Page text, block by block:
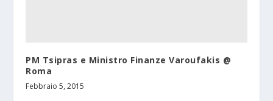
PM Tsipras e Ministro Finanze Varoufakis @
Roma
Febbraio 5, 2015